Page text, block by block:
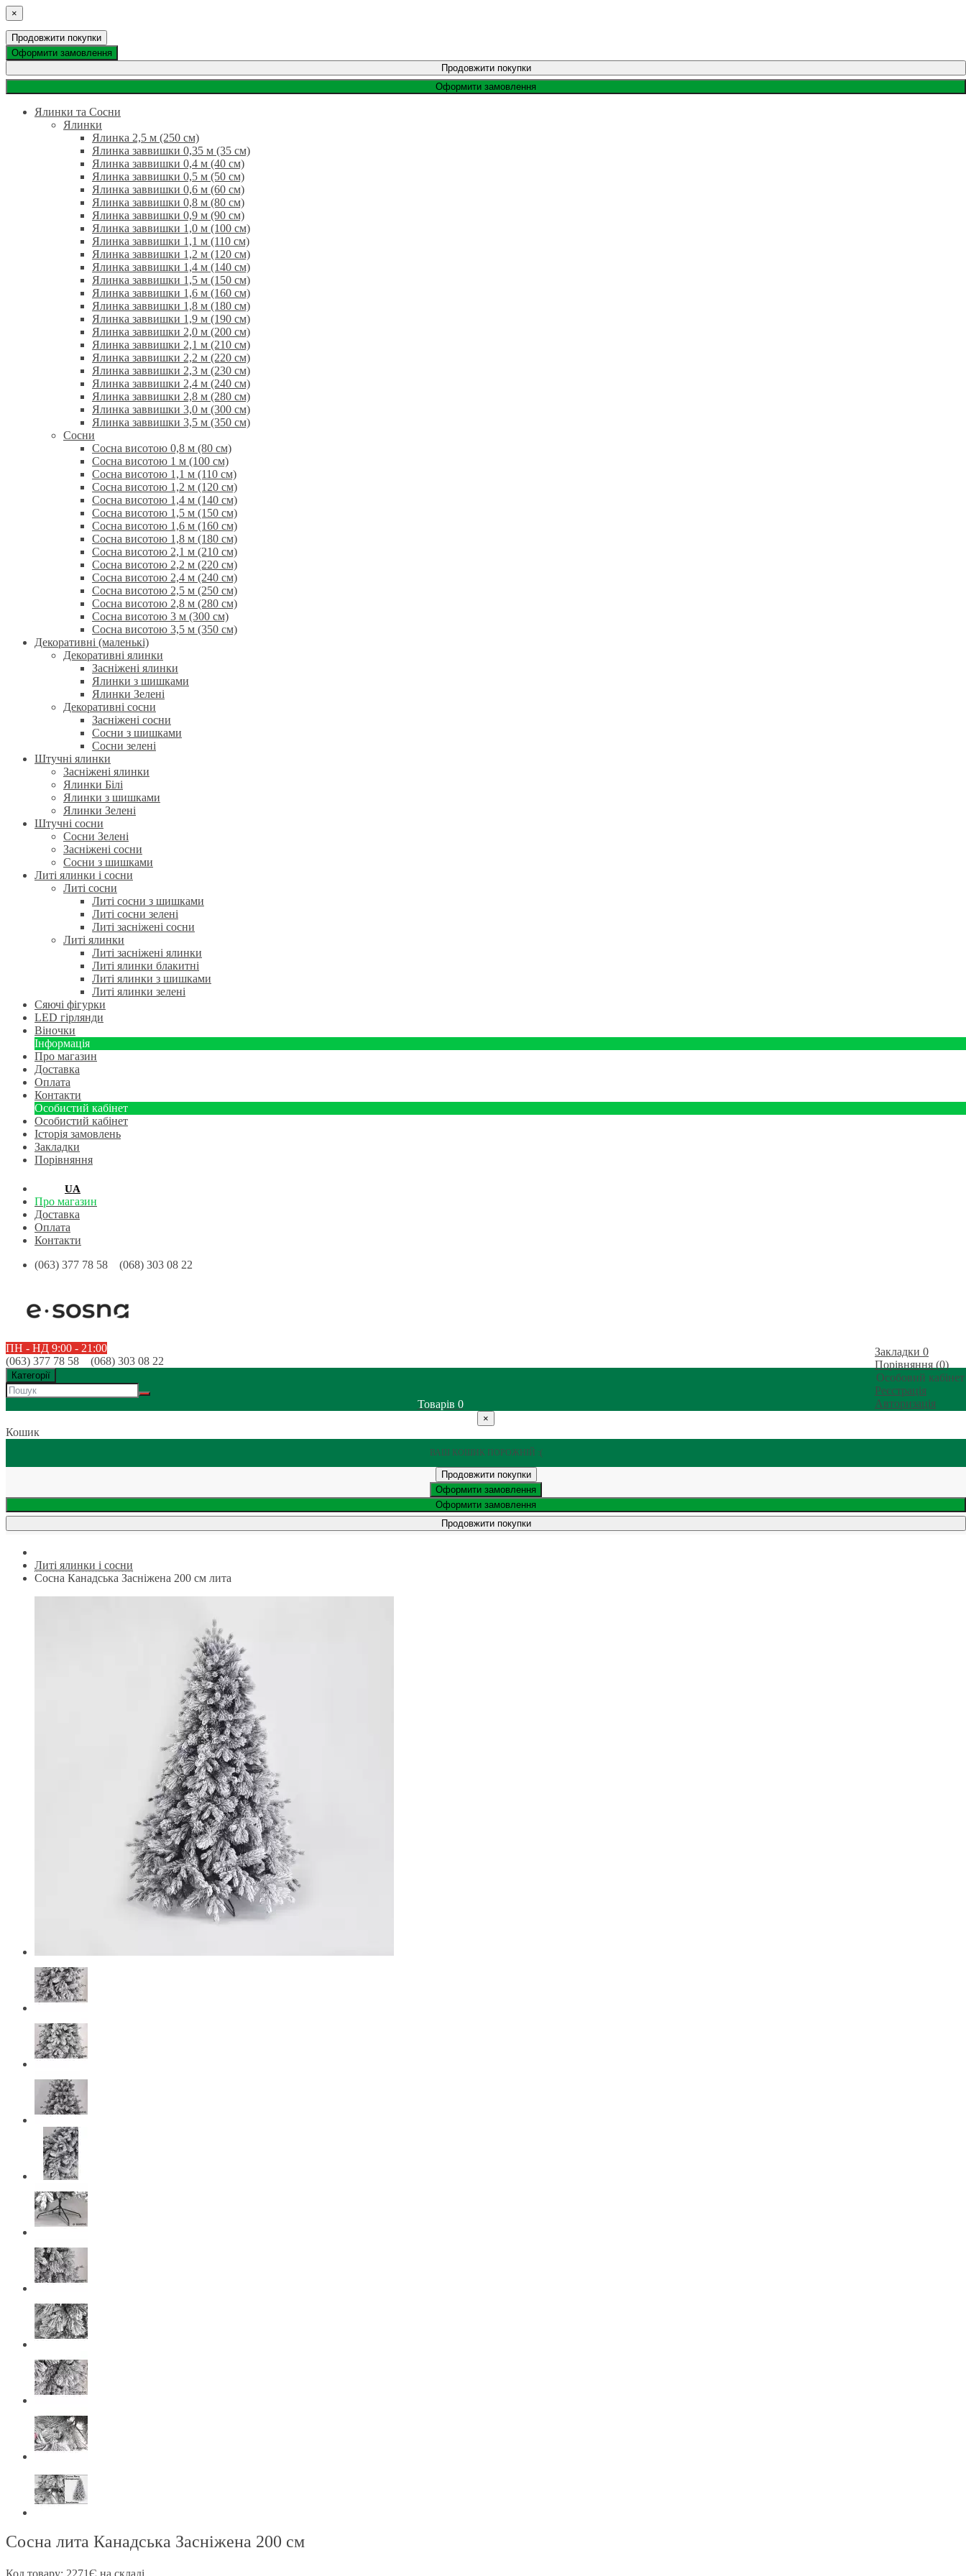
×
Продовжити покупки
Оформити замовлення
Продовжити покупки
Оформити замовлення
Ялинки та Сосни
Ялинки
Ялинка 2,5 м (250 см)
Ялинка заввишки 0,35 м (35 см)
Ялинка заввишки 0,4 м (40 см)
Ялинка заввишки 0,5 м (50 см)
Ялинка заввишки 0,6 м (60 см)
Ялинка заввишки 0,8 м (80 см)
Ялинка заввишки 0,9 м (90 см)
Ялинка заввишки 1,0 м (100 см)
Ялинка заввишки 1,1 м (110 см)
Ялинка заввишки 1,2 м (120 см)
Ялинка заввишки 1,4 м (140 см)
Ялинка заввишки 1,5 м (150 см)
Ялинка заввишки 1,6 м (160 см)
Ялинка заввишки 1,8 м (180 см)
Ялинка заввишки 1,9 м (190 см)
Ялинка заввишки 2,0 м (200 см)
Ялинка заввишки 2,1 м (210 см)
Ялинка заввишки 2,2 м (220 см)
Ялинка заввишки 2,3 м (230 см)
Ялинка заввишки 2,4 м (240 см)
Ялинка заввишки 2,8 м (280 см)
Ялинка заввишки 3,0 м (300 см)
Ялинка заввишки 3,5 м (350 см)
Сосни
Сосна висотою 0,8 м (80 см)
Сосна висотою 1 м (100 см)
Сосна висотою 1,1 м (110 см)
Сосна висотою 1,2 м (120 см)
Сосна висотою 1,4 м (140 см)
Сосна висотою 1,5 м (150 см)
Сосна висотою 1,6 м (160 см)
Сосна висотою 1,8 м (180 см)
Сосна висотою 2,1 м (210 см)
Сосна висотою 2,2 м (220 см)
Сосна висотою 2,4 м (240 см)
Сосна висотою 2,5 м (250 см)
Сосна висотою 2,8 м (280 см)
Сосна висотою 3 м (300 см)
Сосна висотою 3,5 м (350 см)
Декоративні (маленькі)
Декоративні ялинки
Засніжені ялинки
Ялинки з шишками
Ялинки Зелені
Декоративні сосни
Засніжені сосни
Сосни з шишками
Сосни зелені
Штучні ялинки
Засніжені ялинки
Ялинки Білі
Ялинки з шишками
Ялинки Зелені
Штучні сосни
Сосни Зелені
Засніжені сосни
Сосни з шишками
Литі ялинки і сосни
Литі сосни
Литі сосни з шишками
Литі сосни зелені
Литі засніжені сосни
Литі ялинки
Литі засніжені ялинки
Литі ялинки блакитні
Литі ялинки з шишками
Литі ялинки зелені
Сяючі фігурки
LED гірлянди
Віночки
Інформація
Про магазин
Доставка
Оплата
Контакти
Особистий кабінет
Особистий кабінет
Історія замовлень
Закладки
Порівняння
UA
Про магазин
Доставка
Оплата
Контакти
(063) 377 78 58 (068) 303 08 22
Закладки 0
Порівняння (0)
Особовий кабінет
Реєстрація
Авторизація
ПН - НД 9:00 - 21:00
(063) 377 78 58 (068) 303 08 22
Категорії
Товарів 0
×
Кошик
ВАШ КОШИК ПОРОЖНІЙ :(
Продовжити покупки
Оформити замовлення
Оформити замовлення
Продовжити покупки
Литі ялинки і сосни
Сосна Канадська Засніжена 200 см лита
Сосна лита Канадська Засніжена 200 см
Код товару: 2271Є на складі